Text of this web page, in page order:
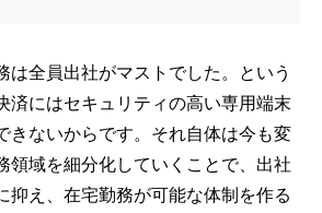
は全員出社がマストでした。という
済にはセキュリティの高い専用端末
きないからです。それ自体は今も変
領域を細分化していくことで、出社
抑え、在宅勤務が可能な体制を作る